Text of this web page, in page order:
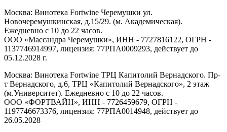
Москва: Винотека Fortwine Черемушки ул.
Новочеремушкинская, д.15/29. (м. Академическая).
Ежедневно с 10 до 22 часов.
ООО «Массандра Черемушки», ИНН - 7727816122, ОГРН -
1137746914997, лицензия: 77РПА0009293, действует до
05.12.2028 г.
Москва: Винотека Fortwine ТРЦ Капитолий Вернадского. Пр-
т Вернадского, д.6, ТРЦ «Капитолий Вернадского», 2 этаж
(м.Университет). Ежедневно с 10 до 22 часов.
ООО «ФОРТВАЙН», ИНН - 7726459679, ОГРН -
1197746673376, лицензия: 77РПА0014948, действует до
26.05.2028